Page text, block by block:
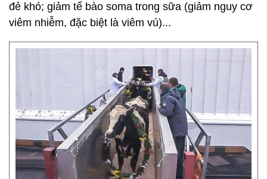
đẻ khó; giảm tế bào soma trong sữa (giảm nguy cơ
viêm nhiễm, đặc biệt là viêm vú)...